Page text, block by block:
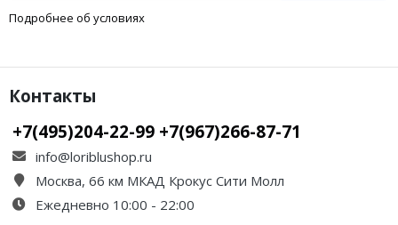
Подробнее об условиях
Контакты
+7(495)204-22-99 +7(967)266-87-71
info@loriblushop.ru
Москва, 66 км МКАД Крокус Сити Молл
Ежедневно 10:00 - 22:00